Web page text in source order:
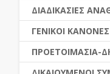
ΔΙΑΔΙΚΑΣΙΕΣ
ΔΙΑΔΙΚΑΣΙΕΣ
ΑΝΑΘΕΣΗΣ
ΠΙΝΑΚΕΣ
ΓΕΝΙΚΟΙ ΚΑΝΟΝΕΣ
ΠΕΔΙΟ
ΗΛΕΚΤΡΟΝΙΚΑ
ΠΡΟΕΤΟΙΜΑΣΙΑ-
ΓΝΩΜΟΔΟΤΙΚΑ